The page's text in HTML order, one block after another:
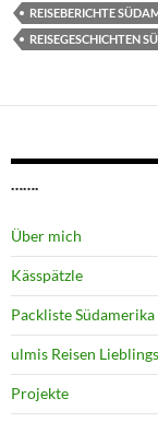
REISEBERICHTE
REISEGESCHICHTEN
…….
Über mich
Kässpätzle
Packliste Südamerika
ulmis Reisen
Projekte